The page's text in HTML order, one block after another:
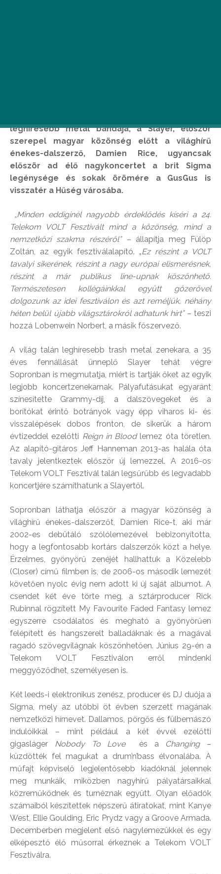
leghíresebb metál bandája, a Slayer, először
szerepel magyar közönség előtt a világhírű
énekes-dalszerző, Damien Rice, ugyancsak
először ad élő nagykoncertet a brit Sigma
legénysége és sokak örömére a GusGus is
visszatér a Hűség városába.
„Minden eddiginél nagyobb érdeklődés kíséri a 24.
Telekom VOLT Fesztivált mind a közönség, mind a
nemzetközi szakma részéről” – állapítja meg Fülöp
Zoltán, az egyik fesztiválalapító. „Ez részint a VOLT
tavalyi sikerének, részint a nagy európai elismerésnek,
részint a már publikus line-upnak köszönhető.
Természetesen kollégáinkkal együtt gőzerővel
dolgozunk az idei fesztiválon és azt reméljük, néhány
héten belül újabb világsztárokról adhatunk hírt”– teszi
hozzá Lobenwein Norbert, a másik főszervező.
A világ talán leghíresebb trash metal zenekara, a 35
éves fennállását ünneplő Slayer tehát végre
Sopronban is megmutatja, miért is tartják őket az egyik
legjobb koncertzenekarnak. Pályafutásukat egyaránt
színesítette Grammy-díj, a dalszövegeket és a
borítókat érintő botrányok vagy épp viharos ki- és
visszalépések dobos fronton, de sikerük a három
évtizeddel ezelőtti Reign in Bloodlemez óta töretlen.
Az alapító-gitáros Jeff Hanneman 2013-as halála óta
tavaly jelentkeztek először új lemezzel. A 2016-os
Telekom VOLT Fesztivál talán legsűrűbb és legvadabb
koncertjére számíthatunk a Slayertől.
Sopronban láthatja először a magyar közönség a
világhírű énekes-dalszerzőt, Damien Rice-t, aki már
2002-es debütáló szólólemezével bebizonyította,
hogy a legfontosabb kortárs dalszerzők közt a helye.
Érzelmes, gyönyörű zenéjét hallhattuk a Közelebb
(Closer) című filmben is, de 2006-os második lemezét
követően nyolc évig nem adott ki új saját albumot. A
csendet két éve törte meg, a sztárproducer Rick
Rubinnal rögzített My Favourite Faded Fantasy lemez
egyszerre csodálatos és megható a gyönyörűen
felépített és hangszerelt balladáknak és a magával
ragadó szövegvilágnak köszönhetően. Június 29-én a
Telekom VOLT Fesztiválon erről mindenki
meggyőződhet, személyesen is.
Két leeds-i elektronikus zenész, producer és DJ duója a
Sigma, mely az utóbbi öt évben szerzett magának
nemzetközi hírnevet. Dallamos, pörgős és fülbemászó
indulóikkal – mint például a két évvel ezelőtti
gigasláger Nobody To Loveés a Changing –
küzdötték fel magukat a drum’n’bass élvonalába. A
műfajt képviselő legjelentősebb kiadóknál jelennek
meg munkáik, miközben nagyhírű pályatársaikkal
közreműködnek és turnéznak együtt. Olyan előadók
számaiból készítettek népszerű átiratokat, mint Kanye
West, Ellie Goulding, Eric Prydz vagy a Groove Armada.
Decemberben megjelent első nagylemezükkel és egy
elképesztő élő műsorral érkeznek a Telekom VOLT
Fesztiválra.